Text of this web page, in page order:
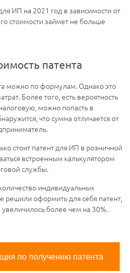
ИП на 2021 год в зависимости от
стоимости займет не больше
патента
можно по формулам. Однако это
Более того, есть вероятность
можно попасть в
что сумма отличается от
стоит патент для ИП в розничной
встроенным калькулятором
службы.
индивидуальных
решили оформить для себя патент,
более чем на 30%.
по получению патента